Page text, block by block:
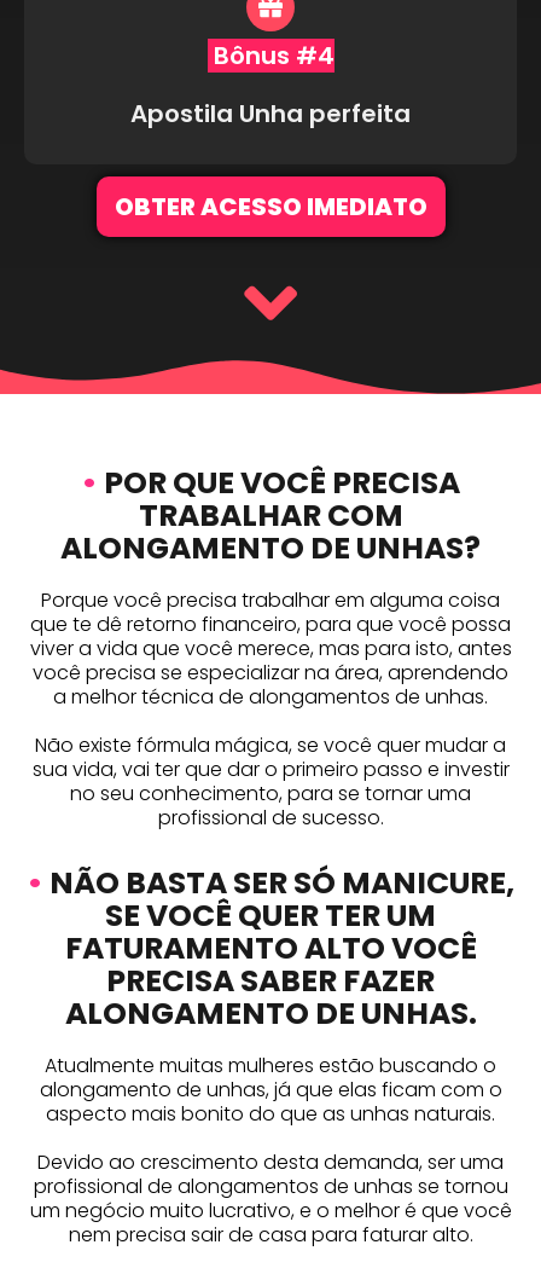
Bônus #4
Apostila Unha perfeita
OBTER ACESSO IMEDIATO
• POR QUE VOCÊ PRECISA
TRABALHAR COM
ALONGAMENTO DE UNHAS?
Porque você precisa trabalhar em alguma coisa
que te dê retorno financeiro, para que você possa
viver a vida que você merece, mas para isto, antes
você precisa se especializar na área, aprendendo
a melhor técnica de alongamentos de unhas.
Não existe fórmula mágica, se você quer mudar a
sua vida, vai ter que dar o primeiro passo e investir
no seu conhecimento, para se tornar uma
profissional de sucesso.
• NÃO BASTA SER SÓ MANICURE,
SE VOCÊ QUER TER UM
FATURAMENTO ALTO VOCÊ
PRECISA SABER FAZER
ALONGAMENTO DE UNHAS.
Atualmente muitas mulheres estão buscando o
alongamento de unhas, já que elas ficam com o
aspecto mais bonito do que as unhas naturais.
Devido ao crescimento desta demanda, ser uma
profissional de alongamentos de unhas se tornou
um negócio muito lucrativo, e o melhor é que você
nem precisa sair de casa para faturar alto.